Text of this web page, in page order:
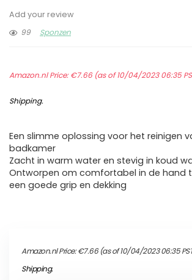
Add your review
99
Sponzen
Amazon.nl Price:€7.66(as of 10/04/2023 06:35
Shipping.
Een slimme oplossing voor het reinigen
badkamer
Zacht in warm water en stevig in koud
Ontworpen om comfortabel in de hand
een goede grip en dekking
Amazon.nl Price:€7.66(as of 10/04/2023 06:35
Shipping.